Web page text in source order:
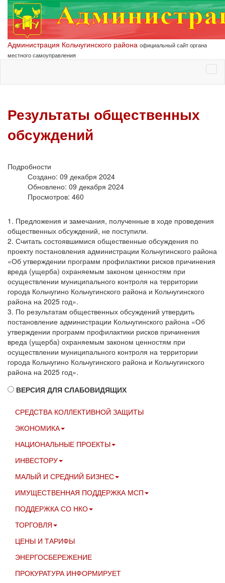
Администрация Кольчугинского района официальный сайт органа
местного самоуправления
Результаты общественных
обсуждений
Подробности
Создано: 09 декабря 2024
Обновлено: 09 декабря 2024
Просмотров: 460
1. Предложения и замечания, полученные в ходе проведения
общественных обсуждений, не поступили.
2. Считать состоявшимися общественные обсуждения по
проекту постановления администрации Кольчугинского района
«Об утверждении программ профилактики рисков причинения
вреда (ущерба) охраняемым законом ценностям при
осуществлении муниципального контроля на территории
города Кольчугино Кольчугинского района и Кольчугинского
района на 2025 год».
3. По результатам общественных обсуждений утвердить
постановление администрации Кольчугинского района «Об
утверждении программ профилактики рисков причинения
вреда (ущерба) охраняемым законом ценностям при
осуществлении муниципального контроля на территории
города Кольчугино Кольчугинского района и Кольчугинского
района на 2025 год».
ВЕРСИЯ ДЛЯ СЛАБОВИДЯЩИХ
СРЕДСТВА КОЛЛЕКТИВНОЙ ЗАЩИТЫ
ЭКОНОМИКА
НАЦИОНАЛЬНЫЕ ПРОЕКТЫ
ИНВЕСТОРУ
МАЛЫЙ И СРЕДНИЙ БИЗНЕС
ИМУЩЕСТВЕННАЯ ПОДДЕРЖКА МСП
ПОДДЕРЖКА СО НКО
ТОРГОВЛЯ
ЦЕНЫ И ТАРИФЫ
ЭНЕРГОСБЕРЕЖЕНИЕ
ПРОКУРАТУРА ИНФОРМИРУЕТ